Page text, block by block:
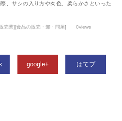
、サシの入り方や肉色、柔らかさといった
売業][食品の販売・卸・問屋] 0views
google+ はてブ